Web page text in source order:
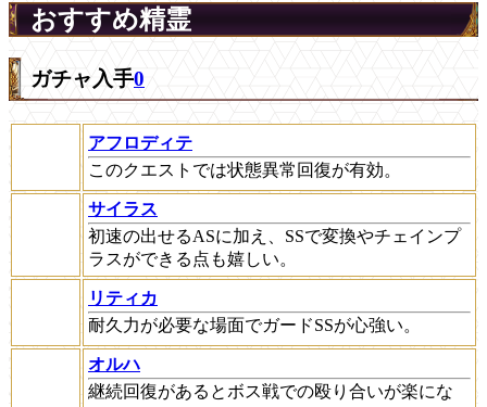
おすすめ精霊
ガチャ入手0
アフロディテ
このクエストでは状態異常回復が有効。
サイラス
初速の出せるASに加え、SSで変換やチェインプ
ラスができる点も嬉しい。
リティカ
耐久力が必要な場面でガードSSが心強い。
オルハ
継続回復があるとボス戦での殴り合いが楽にな